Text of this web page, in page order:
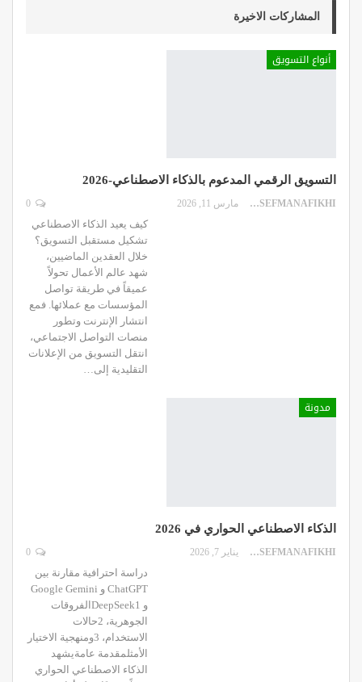
المشاركات الاخيرة
أنواع التسويق
التسويق الرقمي المدعوم بالذكاء الاصطناعي-2026
DR.YOUSEFMANAFIKHI مارس 11, 2026
كيف يعيد الذكاء الاصطناعي
تشكيل مستقبل التسويق؟
خلال العقدين الماضيين،
شهد عالم الأعمال تحولاً
عميقاً في طريقة تواصل
المؤسسات مع عملائها. فمع
انتشار الإنترنت وتطور
منصات التواصل الاجتماعي،
انتقل التسويق من الإعلانات
التقليدية إلى…
مدونة
الذكاء الاصطناعي الحواري في 2026
DR.YOUSEFMANAFIKHI يناير 7, 2026
دراسة احترافية مقارنة بين
ChatGPT و Google Gemini
و DeepSeek1الفروقات
الجوهرية، 2حالات
الاستخدام، 3ومنهجية الاختيار
الأمثلمقدمة عامةيشهد
الذكاء الاصطناعي الحواري